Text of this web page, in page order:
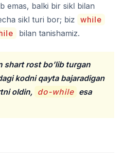
emas, balki bir sikl bilan
sikl turi bor; biz while
bilan tanishamiz.
shart rost bo’lib turgan
kodni qayta bajaradigan
oldin, do-while esa